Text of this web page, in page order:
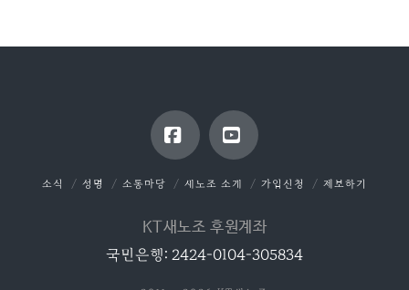
FacebookYouTube
소식 성명 소통마당 새노조 소개 가입신청 제보하기
KT새노조 후원계좌
국민은행: 2424-0104-305834